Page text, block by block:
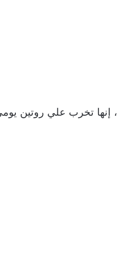
إنها تخرب علي روتين